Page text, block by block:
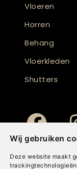
Wij gebruiken
Deze website maakt
Vloeren
Horren
Behang
Vloerkleden
Shutters